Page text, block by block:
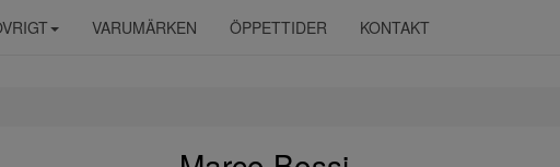
VARUMÄRKEN ÖPPETTIDER KONTAKT